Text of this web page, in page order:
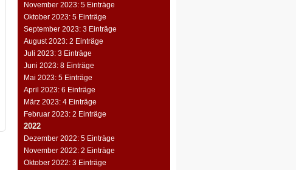
November 2023: 5 Einträge
Oktober 2023: 5 Einträge
September 2023: 3 Einträge
August 2023: 2 Einträge
Juli 2023: 3 Einträge
Juni 2023: 8 Einträge
Mai 2023: 5 Einträge
April 2023: 6 Einträge
März 2023: 4 Einträge
Februar 2023: 2 Einträge
2022
Dezember 2022: 5 Einträge
November 2022: 2 Einträge
Oktober 2022: 3 Einträge